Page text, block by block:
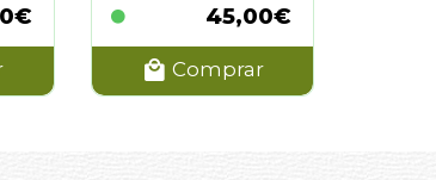
45,00€
Comprar